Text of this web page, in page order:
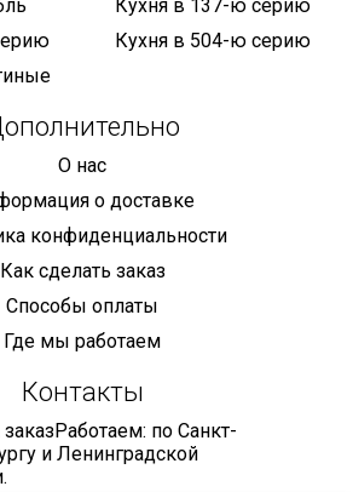
Кухня в 137-ю серию
Кухня в 504-ю серию
О нас
о доставке
конфиденциальности
Как сделать заказ
Способы оплаты
Где мы работаем
Контакты
Работаем: по Санкт-
и Ленинградской